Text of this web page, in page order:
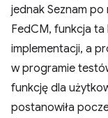
jednak Seznam
FedCM, funkcja ta
implementacji, a
w programie
funkcję dla
postanowiła